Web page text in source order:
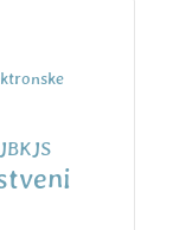
JBKJS